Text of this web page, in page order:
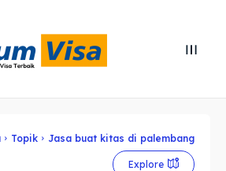
Cari
Cari
destinations
destinations
Topik Jasa buat kitas di palembang
Explore